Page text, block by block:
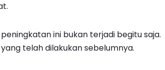
ini bukan terjadi begitu saja.
telah dilakukan sebelumnya.